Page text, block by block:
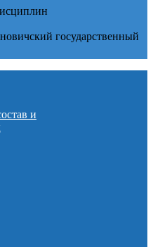
государственный
и